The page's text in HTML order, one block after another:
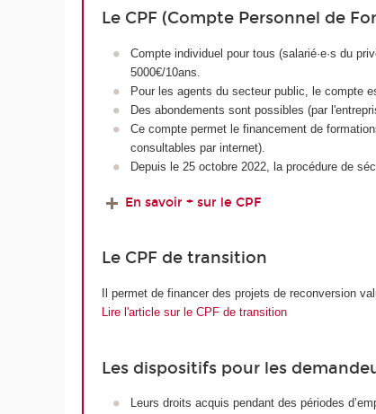
Le CPF (Compte Personnel de
Compte individuel pour tous (salarié·e·s du
5000€/10ans.
Pour les agents du secteur public, le compte
Des abondements sont possibles (par
Ce compte permet le financement de
consultables par internet).
Depuis le 25 octobre 2022, la procédure de
En savoir + sur le CPF
Le CPF de transition
Il permet de financer des projets de reconversion
Lire l'article sur le CPF de transition
Les dispositifs pour les
Leurs droits acquis pendant des périodes